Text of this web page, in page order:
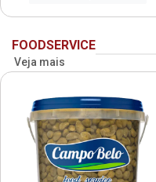
FOODSERVICE
Veja mais